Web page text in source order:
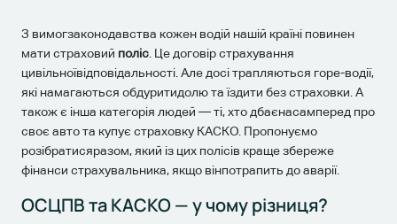
З вимогзаконодавства кожен водій нашій країні повинен
мати страховий поліс . Це договір страхування
цивільноївідповідальності. Але досі трапляються горе-водії,
які намагаються обдуритидолю та їздити без страховки. А
також є інша категорія людей — ті, хто дбаєнасамперед про
своє авто та купує страховку КАСКО. Пропонуємо
розібратисяразом, який із цих полісів краще збереже
фінанси страхувальника, якщо вінпотрапить до аварії.
ОСЦПВ та КАСКО — у чому різниця?